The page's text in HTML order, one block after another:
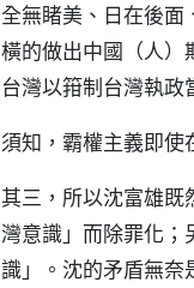
全無睹美、日在後面
橫的做出中國（人）
台灣以箝制台灣執政
須知，霸權主義即使
其三，所以沈富雄既
灣意識」而除罪化；
識」。沈的矛盾無奈